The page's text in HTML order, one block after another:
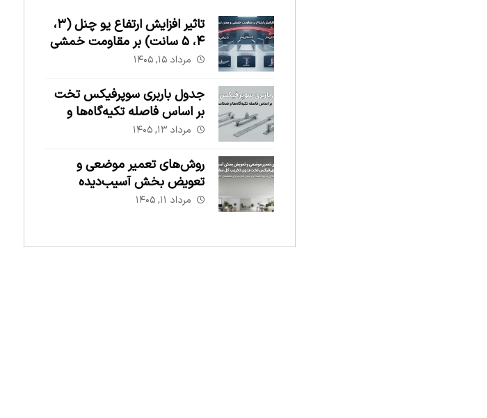
تاثیر افزایش ارتفاع یو چنل (۳،
۴، ۵ سانت) بر مقاومت خمشی
و ممان اینرسی
مرداد ۱۵, ۱۴۰۵
جدول باربری سوپرفیکس تخت
بر اساس فاصله تکیه‌گاه‌ها و
ضخامت
مرداد ۱۳, ۱۴۰۵
روش‌های تعمیر موضعی و
تعویض بخش آسیب‌دیده
سوپرفیکس تخت بدون تخریب
مرداد ۱۱, ۱۴۰۵